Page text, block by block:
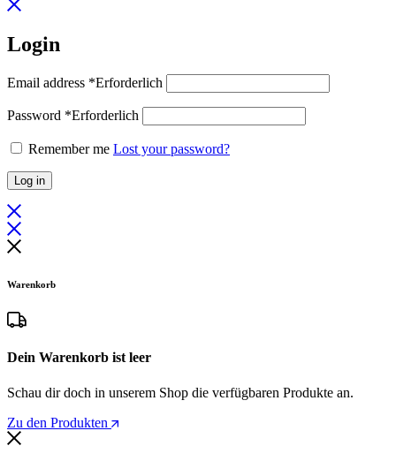
Login
Email address *Erforderlich
Password *Erforderlich
Remember me Lost your password?
Log in
Warenkorb
Dein Warenkorb ist leer
Schau dir doch in unserem Shop die verfügbaren Produkte an.
Zu den Produkten